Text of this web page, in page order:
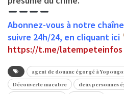
Abonnez-vous à notre chaîne
suivre 24h/24, en cliquant ici
https://t.me/latempeteinfos
agent de douane égorgé à
Découverte macabre
deux personnes